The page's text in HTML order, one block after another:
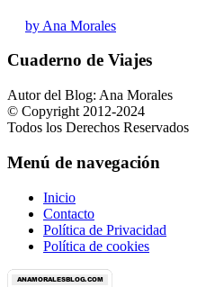
by Ana Morales
Cuaderno de Viajes
Autor del Blog: Ana Morales
© Copyright 2012-2024
Todos los Derechos Reservados
Menú de navegación
Inicio
Contacto
Política de Privacidad
Política de cookies